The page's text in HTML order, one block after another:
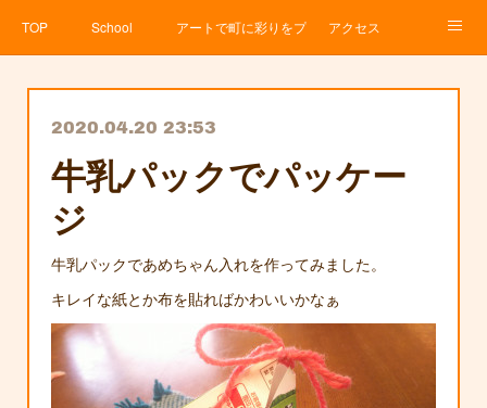
TOP School アートで町に彩りをプロジェクト
アクセス
2020.04.20 23:53
牛乳パックでパッケー
ジ
牛乳パックであめちゃん入れを作ってみました。
キレイな紙とか布を貼ればかわいいかなぁ